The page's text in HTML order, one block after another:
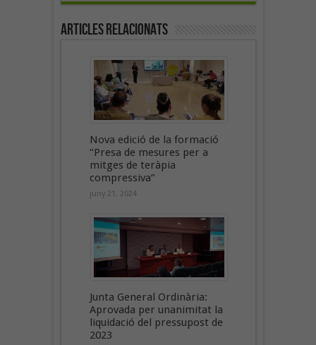
Articles Relacionats
Nova edició de la formació
“Presa de mesures per a
mitges de teràpia
compressiva”
juny 21, 2024
Junta General Ordinària:
Aprovada per unanimitat la
liquidació del pressupost de
2023